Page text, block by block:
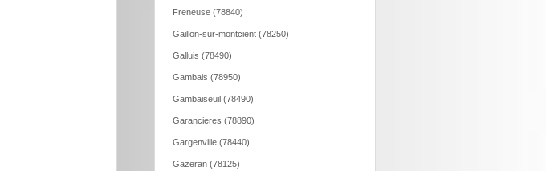
Freneuse (78840)
Gaillon-sur-montcient (78250)
Galluis (78490)
Gambais (78950)
Gambaiseuil (78490)
Garancieres (78890)
Gargenville (78440)
Gazeran (78125)